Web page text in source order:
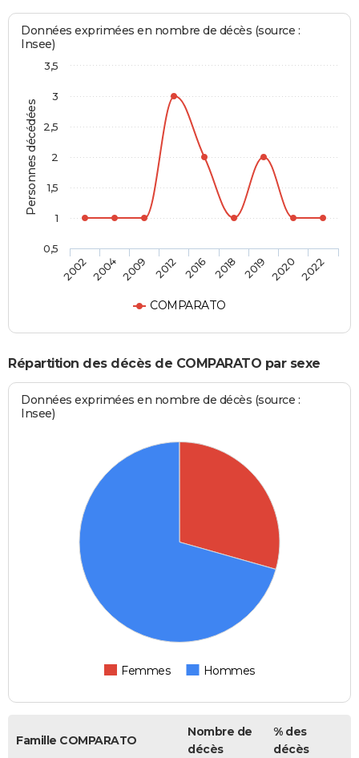
Personnes décédées
Données exprimées en nombre de décès (source :
Insee)
COMPARATO
2002 2004 2009 2012 2016 2018 2019 2020 2022
0,5
1
1,5
2
2,5
3
3,5
Répartition des décès de COMPARATO par sexe
Données exprimées en nombre de décès (source :
Insee)
Femmes Hommes
Famille COMPARATO
Nombre de
décès
% des
décès